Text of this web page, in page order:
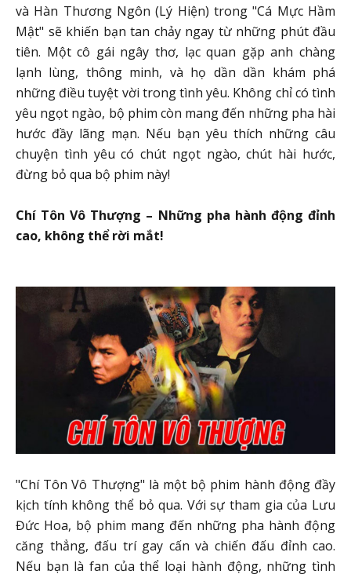
và Hàn Thương Ngôn (Lý Hiện) trong "Cá Mực Hầm
Mật" sẽ khiến bạn tan chảy ngay từ những phút đầu
tiên. Một cô gái ngây thơ, lạc quan gặp anh chàng
lạnh lùng, thông minh, và họ dần dần khám phá
những điều tuyệt vời trong tình yêu. Không chỉ có tình
yêu ngọt ngào, bộ phim còn mang đến những pha hài
hước đầy lãng mạn. Nếu bạn yêu thích những câu
chuyện tình yêu có chút ngọt ngào, chút hài hước,
đừng bỏ qua bộ phim này!
Chí Tôn Vô Thượng – Những pha hành động đỉnh
cao, không thể rời mắt!
"Chí Tôn Vô Thượng" là một bộ phim hành động đầy
kịch tính không thể bỏ qua. Với sự tham gia của Lưu
Đức Hoa, bộ phim mang đến những pha hành động
căng thẳng, đấu trí gay cấn và chiến đấu đỉnh cao.
Nếu bạn là fan của thể loại hành động, những tình